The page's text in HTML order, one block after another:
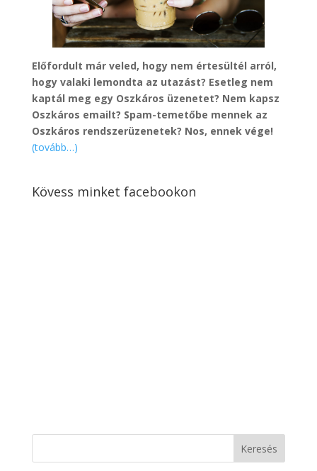
Előfordult már veled, hogy nem értesültél arról,
hogy valaki lemondta az utazást? Esetleg nem
kaptál meg egy Oszkáros üzenetet? Nem kapsz
Oszkáros emailt? Spam-temetőbe mennek az
Oszkáros rendszerüzenetek? Nos, ennek vége!
(tovább…)
Kövess minket facebookon